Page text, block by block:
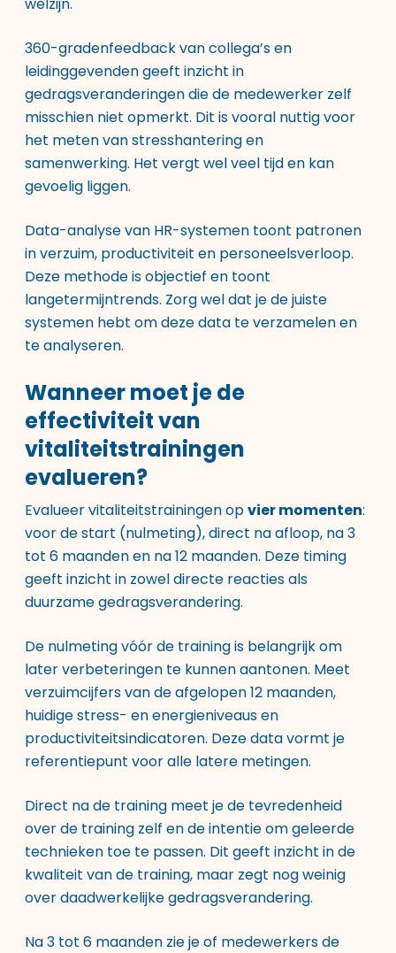
360-gradenfeedback van collega’s en
leidinggevenden geeft inzicht in
gedragsveranderingen die de medewerker zelf
misschien niet opmerkt. Dit is vooral nuttig voor
het meten van stresshantering en
samenwerking. Het vergt wel veel tijd en kan
gevoelig liggen.
Data-analyse van HR-systemen toont patronen
in verzuim, productiviteit en personeelsverloop.
Deze methode is objectief en toont
langetermijntrends. Zorg wel dat je de juiste
systemen hebt om deze data te verzamelen en
te analyseren.
Wanneer moet je de
effectiviteit van
vitaliteitstrainingen
evalueren?
Evalueer vitaliteitstrainingen opvier momenten:
voor de start (nulmeting), direct na afloop, na 3
tot 6 maanden en na 12 maanden. Deze timing
geeft inzicht in zowel directe reacties als
duurzame gedragsverandering.
De nulmeting vóór de training is belangrijk om
later verbeteringen te kunnen aantonen. Meet
verzuimcijfers van de afgelopen 12 maanden,
huidige stress- en energieniveaus en
productiviteitsindicatoren. Deze data vormt je
referentiepunt voor alle latere metingen.
Direct na de training meet je de tevredenheid
over de training zelf en de intentie om geleerde
technieken toe te passen. Dit geeft inzicht in de
kwaliteit van de training, maar zegt nog weinig
over daadwerkelijke gedragsverandering.
Na 3 tot 6 maanden zie je of medewerkers de